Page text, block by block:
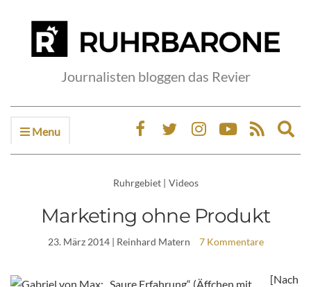
Journalisten bloggen das Revier
Menu
Ruhrgebiet | Videos
Marketing ohne Produkt
23. März 2014| Reinhard Matern 7 Kommentare
[Nach